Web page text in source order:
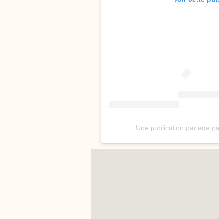
Une publication partage